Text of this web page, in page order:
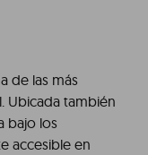
de las más
Ubicada también
bajo los
accesible en